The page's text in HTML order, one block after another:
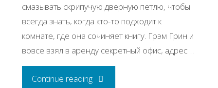
смазывать скрипучую дверную петлю, чтобы
всегда знать, когда кто-то подходит к
комнате, где она сочиняет книгу. Грэм Грин и
вовсе взял в аренду секретный офис, адрес …
Continue reading"Режим